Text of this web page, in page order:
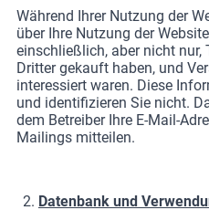
Während Ihrer Nutzung der
über Ihre Nutzung der
einschließlich, aber nicht nur,
Dritter gekauft haben, und
interessiert waren. Diese
und identifizieren Sie nicht.
dem Betreiber Ihre E-Mail-
Mailings mitteilen.
Datenbank und